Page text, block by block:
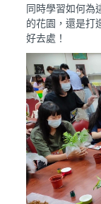
同時學習如何為
的花園，還是打
好去處！